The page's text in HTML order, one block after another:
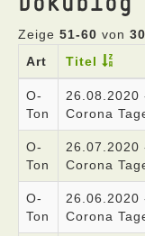
Zeige 51-60 von
Art
Titel
O-
Ton
26.08.2020
Corona
O-
Ton
26.07.2020
Corona
O-
Ton
26.06.2020
Corona